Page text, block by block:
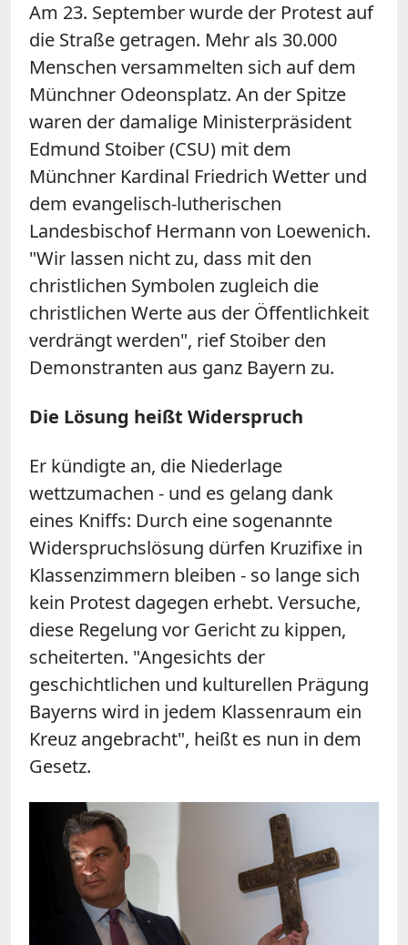
Am 23. September wurde der Protest auf
die Straße getragen. Mehr als 30.000
Menschen versammelten sich auf dem
Münchner Odeonsplatz. An der Spitze
waren der damalige Ministerpräsident
Edmund Stoiber (CSU) mit dem
Münchner Kardinal Friedrich Wetter und
dem evangelisch-lutherischen
Landesbischof Hermann von Loewenich.
"Wir lassen nicht zu, dass mit den
christlichen Symbolen zugleich die
christlichen Werte aus der Öffentlichkeit
verdrängt werden", rief Stoiber den
Demonstranten aus ganz Bayern zu.
Die Lösung heißt Widerspruch
Er kündigte an, die Niederlage
wettzumachen - und es gelang dank
eines Kniffs: Durch eine sogenannte
Widerspruchslösung dürfen Kruzifixe in
Klassenzimmern bleiben - so lange sich
kein Protest dagegen erhebt. Versuche,
diese Regelung vor Gericht zu kippen,
scheiterten. "Angesichts der
geschichtlichen und kulturellen Prägung
Bayerns wird in jedem Klassenraum ein
Kreuz angebracht", heißt es nun in dem
Gesetz.